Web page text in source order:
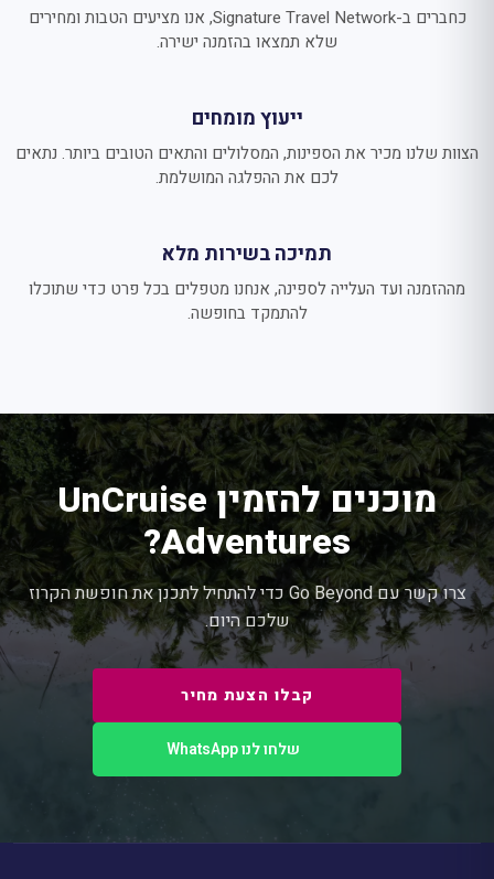
כחברים ב-Signature Travel Network, אנו מציעים הטבות ומחירים
שלא תמצאו בהזמנה ישירה.
ייעוץ מומחים
הצוות שלנו מכיר את הספינות, המסלולים והתאים הטובים ביותר. נתאים
לכם את ההפלגה המושלמת.
תמיכה בשירות מלא
מההזמנה ועד העלייה לספינה, אנחנו מטפלים בכל פרט כדי שתוכלו
להתמקד בחופשה.
מוכנים להזמין UnCruise
Adventures?
צרו קשר עם Go Beyond כדי להתחיל לתכנן את חופשת הקרוז
שלכם היום.
קבלו הצעת מחיר
שלחו לנו WhatsApp